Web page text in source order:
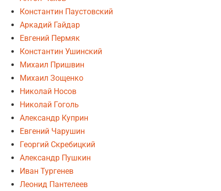
Константин Паустовский
Аркадий Гайдар
Евгений Пермяк
Константин Ушинский
Михаил Пришвин
Михаил Зощенко
Николай Носов
Николай Гоголь
Александр Куприн
Евгений Чарушин
Георгий Скребицкий
Александр Пушкин
Иван Тургенев
Леонид Пантелеев